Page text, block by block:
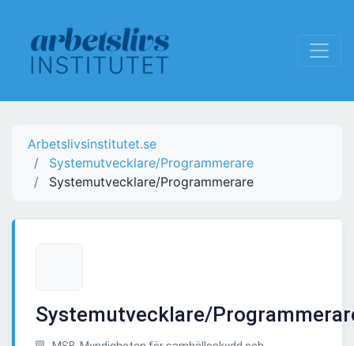
Arbetslivsinstitutet.se
Systemutvecklare/Programmerare
Systemutvecklare/Programmerare
Systemutvecklare/